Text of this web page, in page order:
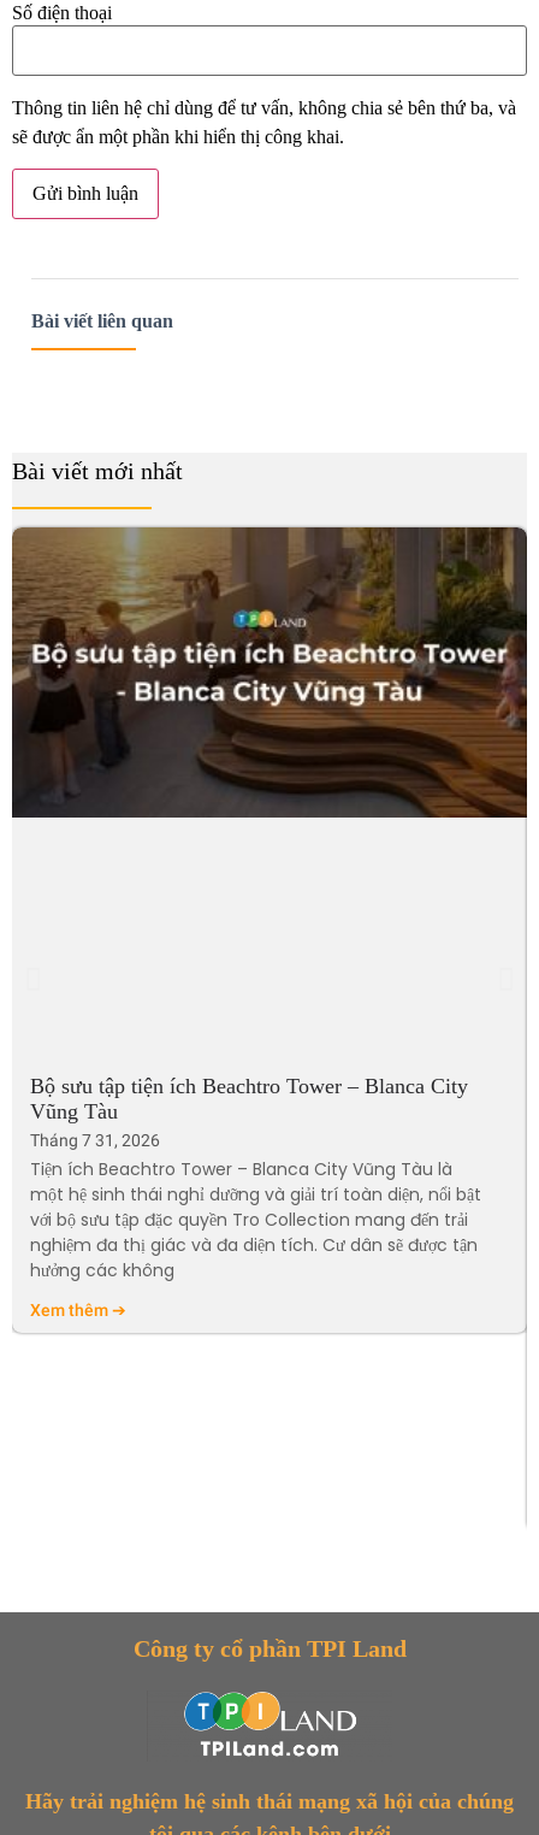
Số điện thoại
Thông tin liên hệ chỉ dùng để tư vấn, không chia sẻ bên thứ ba, và
sẽ được ẩn một phần khi hiển thị công khai.
Bài viết liên quan
Bài viết mới nhất
Bộ sưu tập tiện ích Beachtro Tower – Blanca City
Vũng Tàu
Tháng 7 31, 2026
Tiện ích Beachtro Tower – Blanca City Vũng Tàu là
một hệ sinh thái nghỉ dưỡng và giải trí toàn diện, nổi bật
với bộ sưu tập đặc quyền Tro Collection mang đến trải
nghiệm đa thị giác và đa diện tích. Cư dân sẽ được tận
hưởng các không
Xem thêm ➔
Công ty cổ phần TPI Land
Hãy trải nghiệm hệ sinh thái mạng xã hội của chúng